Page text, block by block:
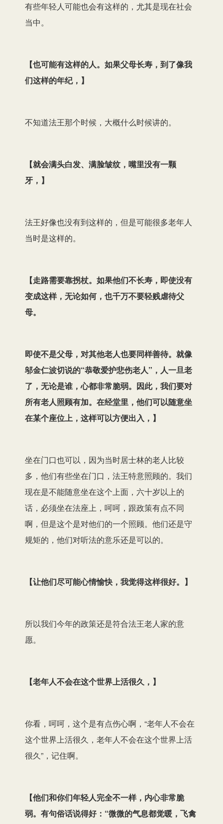
有些年轻人可能也会有这样的，尤其是现在社会
当中。
【也可能有这样的人。如果父母长寿，到了像我
们这样的年纪， 】
不知道法王那个时候，大概什么时候讲的。
【就会满头白发、满脸皱纹，嘴里没有一颗
牙， 】
法王好像也没有到这样的，但是可能很多老年人
当时是这样的。
【走路需要靠拐杖。如果他们不长寿，即使没有
变成这样，无论如何，也千万不要轻贱虐待父
母。
即使不是父母，对其他老人也要同样善待。就像
邬金仁波切说的“恭敬爱护悲伤老人”，人一旦老
了，无论是谁，心都非常脆弱。因此，我们要对
所有老人照顾有加。在经堂里，他们可以随意坐
在某个座位上，这样可以方便出入， 】
坐在门口也可以，因为当时居士林的老人比较
多，他们有些坐在门口，法王特意照顾的。我们
现在是不能随意坐在这个上面，六十岁以上的
话，必须坐在法座上，呵呵，跟政策有点不同
啊，但是这个是对他们的一个照顾。他们还是守
规矩的，他们对听法的意乐还是可以的。
【让他们尽可能心情愉快，我觉得这样很好。 】
所以我们今年的政策还是符合法王老人家的意
愿。
【老年人不会在这个世界上活很久， 】
你看，呵呵，这个是有点伤心啊，“老年人不会在
这个世界上活很久，老年人不会在这个世界上活
很久”，记住啊。
【他们和你们年轻人完全不一样，内心非常脆
弱。有句俗话说得好：“微微的气息都觉暖，飞禽